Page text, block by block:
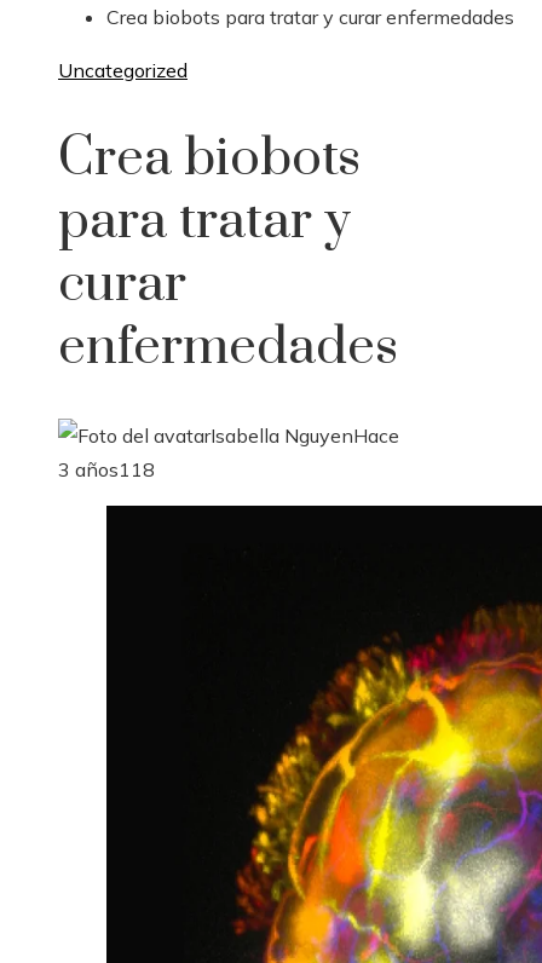
Crea biobots para tratar y curar enfermedades
Uncategorized
Crea biobots
para tratar y
curar
enfermedades
Isabella NguyenHace
3 años118